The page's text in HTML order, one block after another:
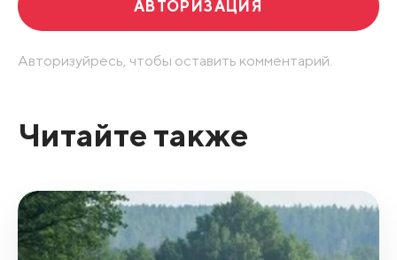
АВТОРИЗАЦИЯ
Авторизуйресь, чтобы оставить комментарий.
Читайте также